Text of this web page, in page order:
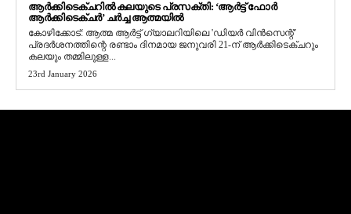
ആർക്കിടെക്ചറിൽ കലയുടെ പ്രസക്തി: ‘ആർട്ട് ഫോർ
ആർക്കിടെക്ചർ’ ചർച്ച ആത്മയിൽ
​കോഴിക്കോട്: ആത്മ ആർട്ട് ഗ്യാലറിയിലെ 'ഡിയർ വിൻസെന്റ്'
പ്രദർശനത്തിന്റെ രണ്ടാം ദിനമായ ജനുവരി 21-ന് ആർക്കിടെക്ചറും
കലയും തമ്മിലുള്ള...
23rd January 2026